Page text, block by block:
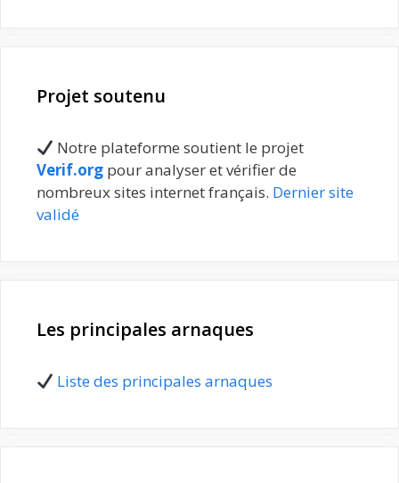
Projet soutenu
Notre plateforme soutient le projet
Verif.org pour analyser et vérifier de
nombreux sites internet français. Dernier site
validé
Les principales arnaques
Liste des principales arnaques